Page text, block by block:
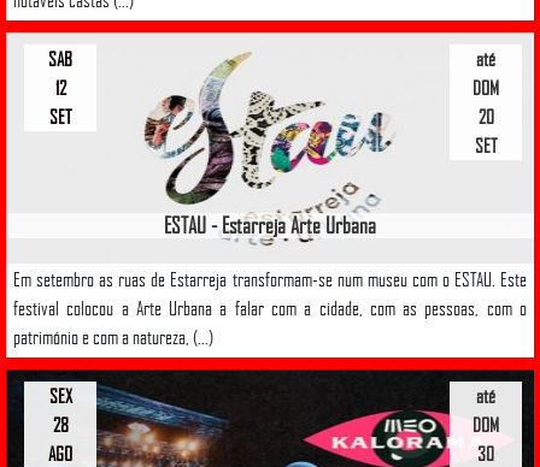
ESTAU - Estarreja Arte Urbana
Em setembro as ruas de Estarreja transformam-se num museu com o ESTAU. Este
festival colocou a Arte Urbana a falar com a cidade, com as pessoas, com o
património e com a natureza, (...)
até
DOM
20
SET
SAB
12
SET
até
DOM
30
SEX
28
AGO